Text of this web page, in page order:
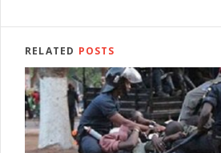
RELATED POSTS